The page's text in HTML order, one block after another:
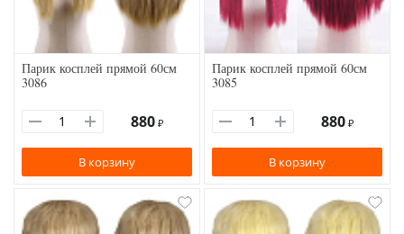
Парик косплей прямой 60см
3086
880 ₽
В корзину
Парик косплей прямой 60см
3085
880 ₽
В корзину